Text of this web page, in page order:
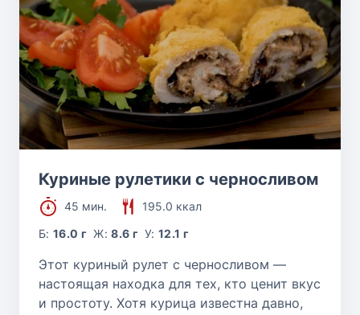
Куриные рулетики с черносливом
45 мин.
195.0 ккал
Б:16.0 г Ж:8.6 г У:12.1 г
Этот куриный рулет с черносливом —
настоящая находка для тех, кто ценит вкус
и простоту. Хотя курица известна давно,